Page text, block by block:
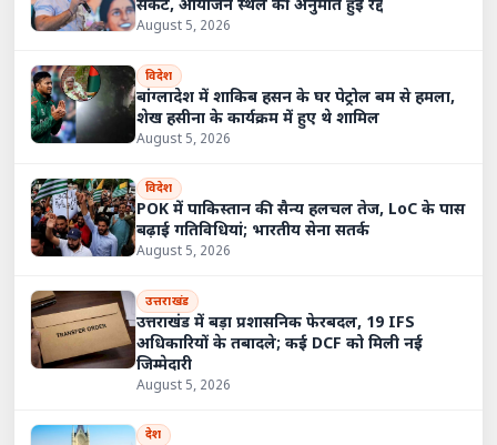
संकट, आयोजन स्थल की अनुमति हुई रद्द
August 5, 2026
विदेश
बांग्लादेश में शाकिब हसन के घर पेट्रोल बम से हमला,
शेख हसीना के कार्यक्रम में हुए थे शामिल
August 5, 2026
विदेश
POK में पाकिस्तान की सैन्य हलचल तेज, LoC के पास
बढ़ाई गतिविधियां; भारतीय सेना सतर्क
August 5, 2026
उत्तराखंड
उत्तराखंड में बड़ा प्रशासनिक फेरबदल, 19 IFS
अधिकारियों के तबादले; कई DCF को मिली नई
जिम्मेदारी
August 5, 2026
देश